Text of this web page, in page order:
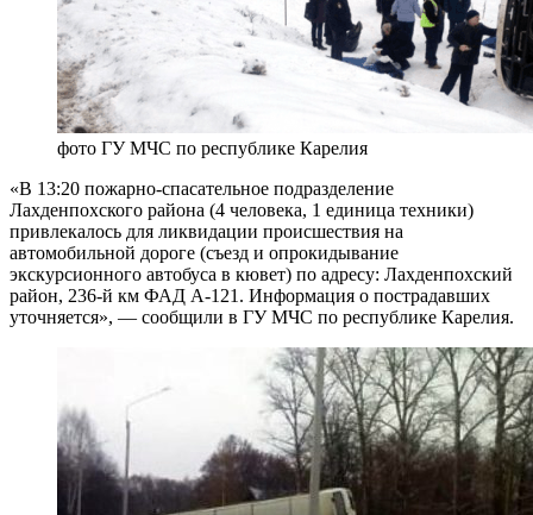
фото ГУ МЧС по республике Карелия
«В 13:20 пожарно-спасательное подразделение
Лахденпохского района (4 человека, 1 единица техники)
привлекалось для ликвидации происшествия на
автомобильной дороге (съезд и опрокидывание
экскурсионного автобуса в кювет) по адресу: Лахденпохский
район, 236-й км ФАД А-121. Информация о пострадавших
уточняется», — сообщили в ГУ МЧС по республике Карелия.